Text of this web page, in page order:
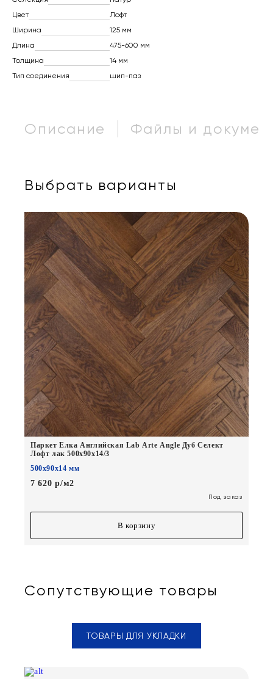
Цвет
Лофт
Ширина
125 мм
Длина
475-600 мм
Толщина
14 мм
Тип соединения
шип-паз
Описание Файлы и
Выбрать варианты
Паркет Елка Английская Lab Arte Angle Дуб Селект
Лофт лак 500х90х14/3
500х90х14 мм
7 620 р/м2
Под заказ
В корзину
Сопутствующие товары
ТОВАРЫ ДЛЯ УКЛАДКИ